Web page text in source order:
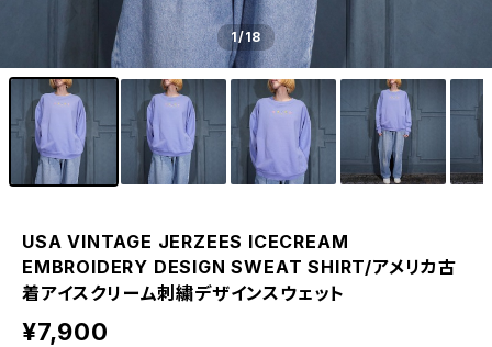
1/18
USA VINTAGE JERZEES ICECREAM
EMBROIDERY DESIGN SWEAT SHIRT/アメリカ古
着アイスクリーム刺繍デザインスウェット
¥7,900